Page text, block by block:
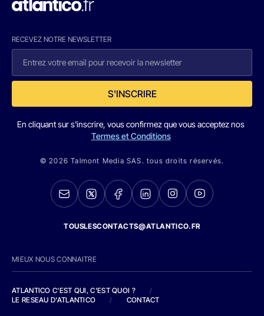
RECEVEZ NOTRE NEWSLETTER
S'INSCRIRE
En cliquant sur s'inscrire, vous confirmez que vous acceptez nos
Termes et Conditions
© 2026 Talmont Media SAS. tous droits réservés.
TOUSLESCONTACTS@ATLANTICO.FR
MIEUX NOUS CONNAITRE
ATLANTICO C'EST QUI, C'EST QUOI ?
/
LE RESEAU D'ATLANTICO
/ CONTACT